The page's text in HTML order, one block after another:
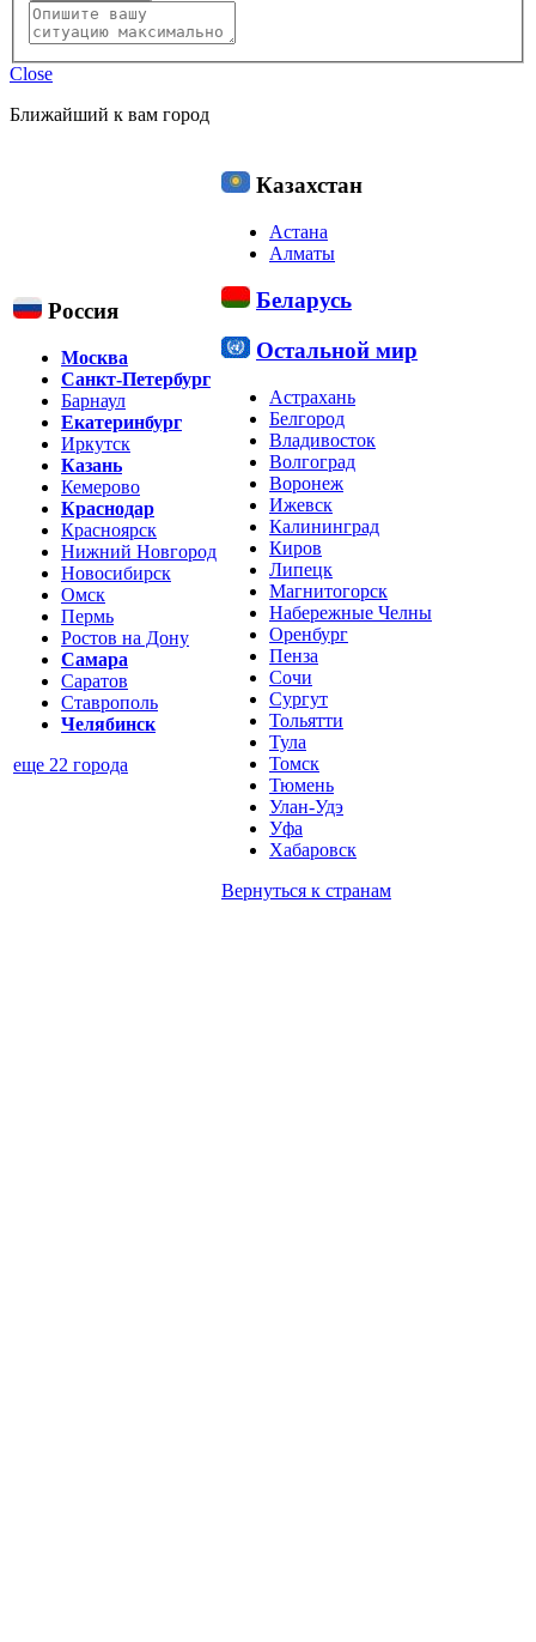
Close
Ближайший к вам город
Россия
Москва
Санкт-Петербург
Барнаул
Екатеринбург
Иркутск
Казань
Кемерово
Краснодар
Красноярск
Нижний Новгород
Новосибирск
Омск
Пермь
Ростов на Дону
Самара
Саратов
Ставрополь
Челябинск
еще 22 города
Казахстан
Астана
Алматы
Беларусь
Остальной мир
Астрахань
Белгород
Владивосток
Волгоград
Воронеж
Ижевск
Калининград
Киров
Липецк
Магнитогорск
Набережные Челны
Оренбург
Пенза
Сочи
Сургут
Тольятти
Тула
Томск
Тюмень
Улан-Удэ
Уфа
Хабаровск
Вернуться к странам